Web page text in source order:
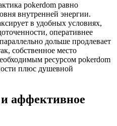
pokerdom равно
внутренней энергии.
в удобных условиях,
оперативнее
дольше продлевает
собственное место
ресурсом pokerdom
плюс душевной
аффективное